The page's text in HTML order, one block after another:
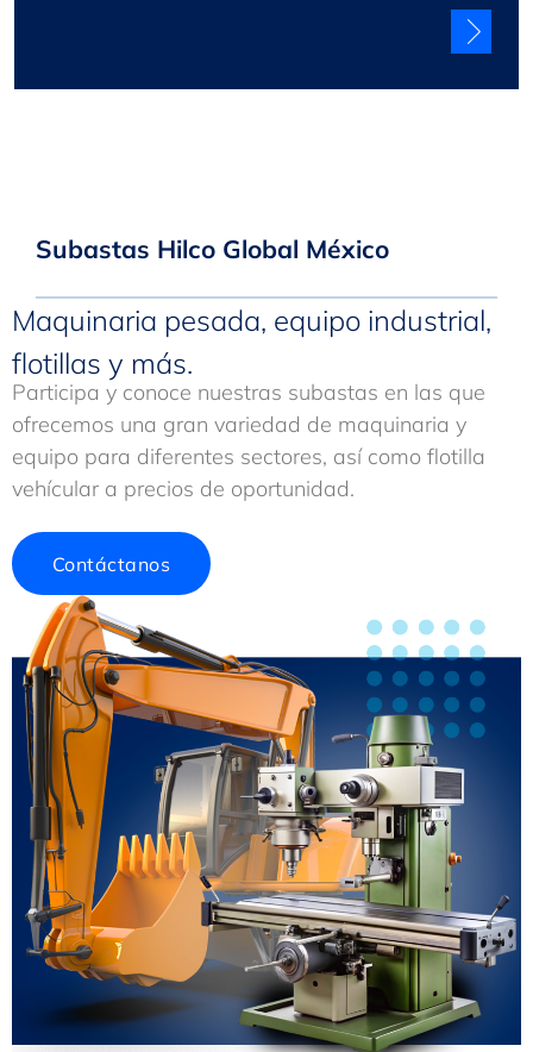
Subastas Hilco Global México
Maquinaria pesada, equipo industrial,
flotillas y más.
Participa y conoce nuestras subastas en las que
ofrecemos una gran variedad de maquinaria y
equipo para diferentes sectores, así como flotilla
vehícular a precios de oportunidad.
Contáctanos